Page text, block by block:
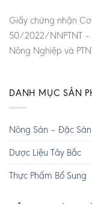
Giấy chứng nhận
50/2022/NNPTNT
Nông Nghiệp và
DANH MỤC SẢN
Nông Sản – Đặc
Dược Liệu Tây Bắc
Thực Phẩm Bổ Sung